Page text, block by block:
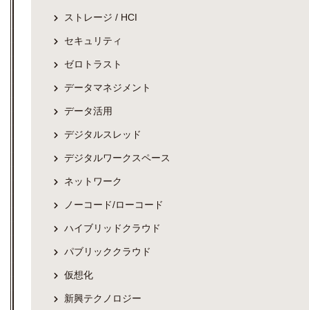
ストレージ / HCI
セキュリティ
ゼロトラスト
データマネジメント
データ活用
デジタルスレッド
デジタルワークスペース
ネットワーク
ノーコード/ローコード
ハイブリッドクラウド
パブリッククラウド
仮想化
新興テクノロジー